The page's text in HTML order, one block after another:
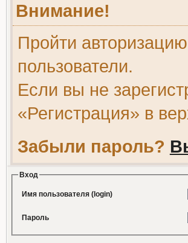
Внимание!
Пройти
пользователи.
Если вы не
«Регистрация» в
Забыли пароль?
Вход
Имя пользователя (login)
Пароль